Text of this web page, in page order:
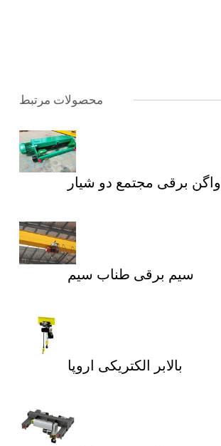
محصولات مرتبط
واگن برقی مجتمع دو شیار
سیم برقی طناب سیم
بالابر الکتریکی اروپا